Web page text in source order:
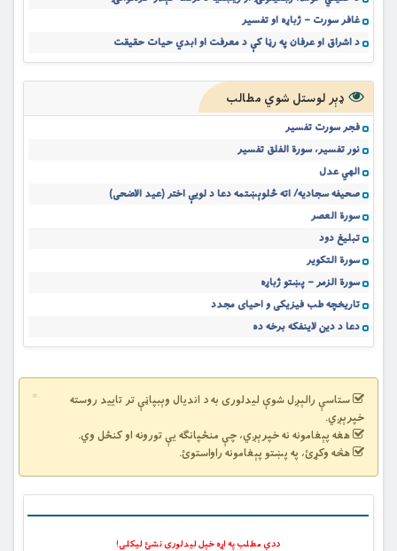
غافر سورت – ژباړه او تفسیر
د اشراق او عرفان په رڼا کې د معرفت او ابدي حیات حقیقت
ډېر لوستل شوي مطالب
فجر سورت تفسیر
نور تفسیر، سورة الفلق تفسیر
الهي عدل
صحیفه سجادیه/ اته څلوېښتمه دعا د لویې اختر (عید الاضحی)
سورة العصر
تبليغ دود
سورة التکویر
سورة الزمر – پښتو ژباړه
تاريخچه طب فيزيکی و احیای مجدد
دعا د دین لاینفکه برخه ده
×
ستاسې رالېږل شوې لیدلوری به د اندیال وېبپاڼې تر تایید روسته
خپرېږي.
هغه پېغامونه نه خپرېږي، چې منځپانګه یې تورونه او کنځل وي.
هڅه وکړئ، په پښتو پېغامونه راواستوئ.
ددې مطلب په اړه خپل لیدلوری نشئ لیکلی!